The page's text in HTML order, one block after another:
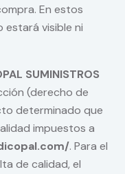
En estos
visible ni
SUMINISTROS
(derecho de
determinado que
impuestos a
. Para el
de calidad, el